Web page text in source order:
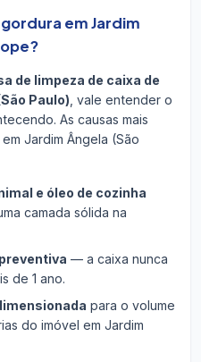
em Jardim
de limpeza de caixa de
Paulo) , vale entender o
As causas mais
Jardim Ângela (São
e óleo de cozinha
camada sólida na
— a caixa nunca
de 1 ano.
para o volume
do imóvel em Jardim